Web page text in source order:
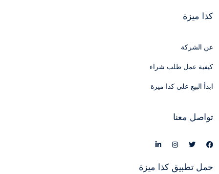
كذا ميزة
عن الشركة
كيفية عمل طلب شراء
ابدأ البيع علي كذا ميزة
تواصل معنا
حمل تطبيق كذا ميزة